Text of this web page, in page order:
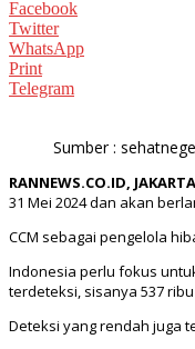
Facebook
Twitter
WhatsApp
Print
Telegram
Sumber :
RANNEWS.CO.ID, JAKARTA
31 Mei 2024 dan akan
CCM sebagai pengelola
Indonesia perlu fokus
terdeteksi, sisanya 537
Deteksi yang rendah juga